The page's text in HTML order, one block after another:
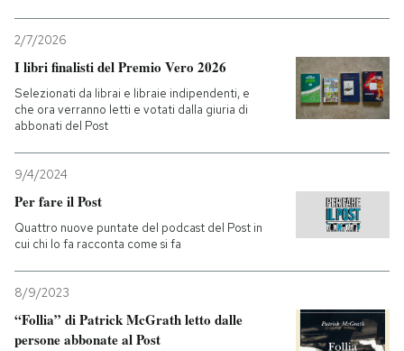
2/7/2026
I libri finalisti del Premio Vero 2026
Selezionati da librai e libraie indipendenti, e
che ora verranno letti e votati dalla giuria di
abbonati del Post
9/4/2024
Per fare il Post
Quattro nuove puntate del podcast del Post in
cui chi lo fa racconta come si fa
8/9/2023
“Follia” di Patrick McGrath letto dalle
persone abbonate al Post